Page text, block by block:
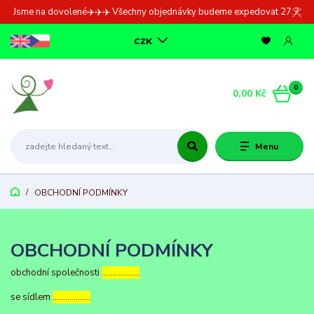
Jsme na dovolené✈️✈️✈️ Všechny objednávky budeme expedovat 27.7.
Menu
CZK
0
0,00 Kč
OBCHODNÍ PODMÍNKY
OBCHODNÍ PODMÍNKY
obchodní společnosti ………………
se sídlem ………………